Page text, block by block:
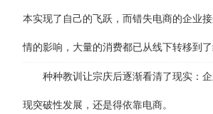
本实现了自己的飞跃，而错失电商的企业
情的影响，大量的消费都已从线下转移到了
种种教训让宗庆后逐渐看清了现实：企
现突破性发展，还是得依靠电商。